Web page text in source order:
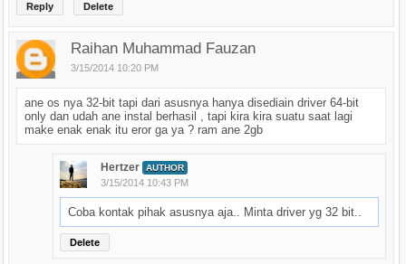
Reply Delete
Raihan Muhammad Fauzan
3/15/2014 10:20 PM
ane os nya 32-bit tapi dari asusnya hanya disediain driver 64-bit
only dan udah ane instal berhasil , tapi kira kira suatu saat lagi
make enak enak itu eror ga ya ? ram ane 2gb
Hertzer AUTHOR
3/15/2014 10:43 PM
Coba kontak pihak asusnya aja.. Minta driver yg 32 bit..
Delete